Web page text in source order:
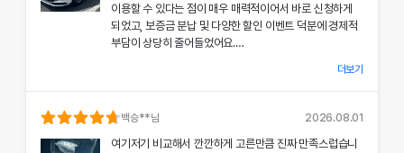
이용할 수 있다는 점이 매우 매력적이어서 바로 신청하게
되었고, 보증금 분납 및 다양한 할인 이벤트 덕분에 경제적
부담이 상당히 줄어들었어요.
차량 인수 시 장민혁 담당자님께서 친절하고 꼼꼼하게 신차
의 상태와 각종 기능에 대해 설명해주셔서, 처음 이용하는
분들도 부담 없이 서비스를 체험할 수 있었어요.
공카의 본부 직거래 시스템으로 중간 마진 없이 합리적인
더보기
백승**님 2026.08.01
여기저기 비교해서 깐깐하게 고른만큼 진짜 만족스럽습니